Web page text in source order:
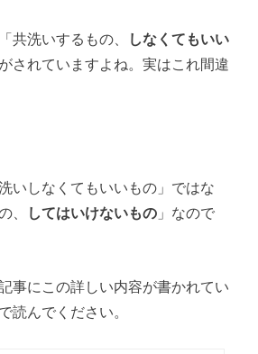
共洗いするもの、
しなくてもいい
されていますよね。実はこれ間違
いしなくてもいいもの」ではな
、
してはいけないもの 」なので
事にこの詳しい内容が書かれてい
読んでください。